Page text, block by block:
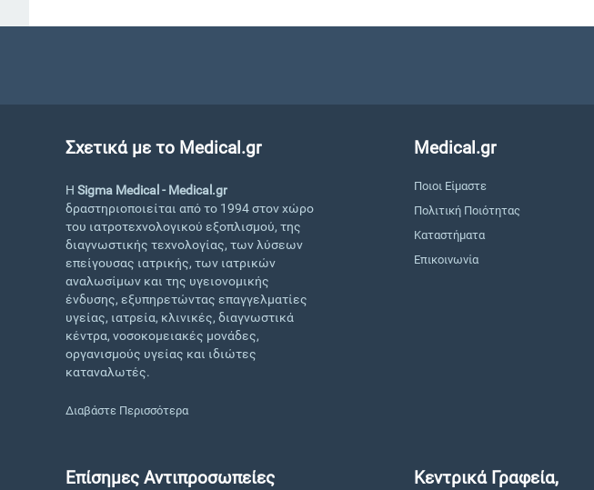
Σχετικά με το Medical.gr
Η Sigma Medical - Medical.gr
δραστηριοποιείται από το 1994 στον χώρο
του ιατροτεχνολογικού εξοπλισμού, της
διαγνωστικής τεχνολογίας, των λύσεων
επείγουσας ιατρικής, των ιατρικών
αναλωσίμων και της υγειονομικής
ένδυσης, εξυπηρετώντας επαγγελματίες
υγείας, ιατρεία, κλινικές, διαγνωστικά
κέντρα, νοσοκομειακές μονάδες,
οργανισμούς υγείας και ιδιώτες
καταναλωτές.
Διαβάστε Περισσότερα
Medical.gr
Ποιοι Είμαστε
Πολιτική Ποιότητας
Καταστήματα
Επικοινωνία
Επίσημες Αντιπροσωπείες
Κεντρικά Γραφεία,